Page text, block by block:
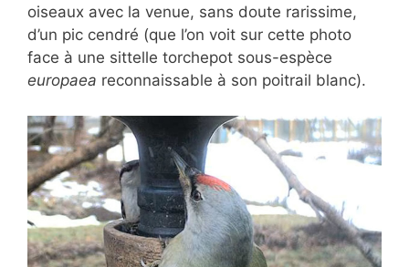
oiseaux avec la venue, sans doute rarissime,
d’un pic cendré (que l’on voit sur cette photo
face à une sittelle torchepot sous-espèce
europaea reconnaissable à son poitrail blanc).